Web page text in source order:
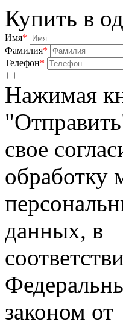
Купить в
Имя*
Фамилия*
Телефон*
Нажимая
свое
обработку
данных, в
законом от